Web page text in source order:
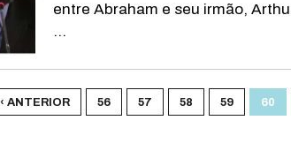
entre Abraham e seu irmão,
...
‹ ANTERIOR 56 57 58 59 60